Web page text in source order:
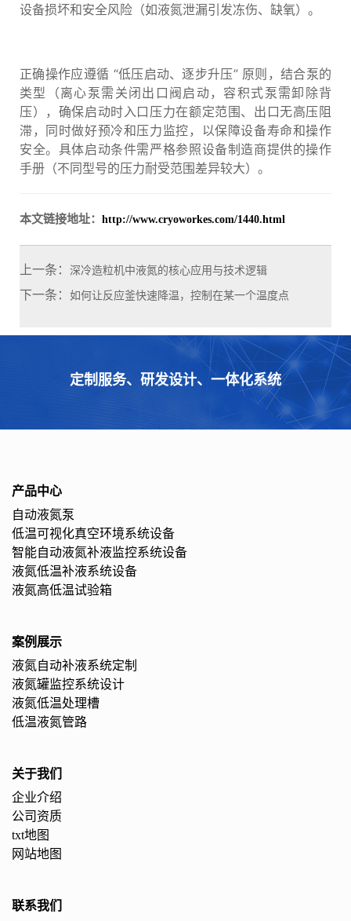
设备损坏和安全风险（如液氮泄漏引发冻伤、缺氧）。
正确操作应遵循 “低压启动、逐步升压” 原则，结合泵的
类型（离心泵需关闭出口阀启动，容积式泵需卸除背
压），确保启动时入口压力在额定范围、出口无高压阻
滞，同时做好预冷和压力监控，以保障设备寿命和操作
安全。具体启动条件需严格参照设备制造商提供的操作
手册（不同型号的压力耐受范围差异较大）。
本文链接地址： http://www.cryoworkes.com/1440.html
上一条： 深冷造粒机中液氮的核心应用与技术逻辑
下一条： 如何让反应釜快速降温，控制在某一个温度点
定制服务、研发设计、一体化系统
产品中心
自动液氮泵
低温可视化真空环境系统设备
智能自动液氮补液监控系统设备
液氮低温补液系统设备
液氮高低温试验箱
案例展示
液氮自动补液系统定制
液氮罐监控系统设计
液氮低温处理槽
低温液氮管路
关于我们
企业介绍
公司资质
txt地图
网站地图
联系我们